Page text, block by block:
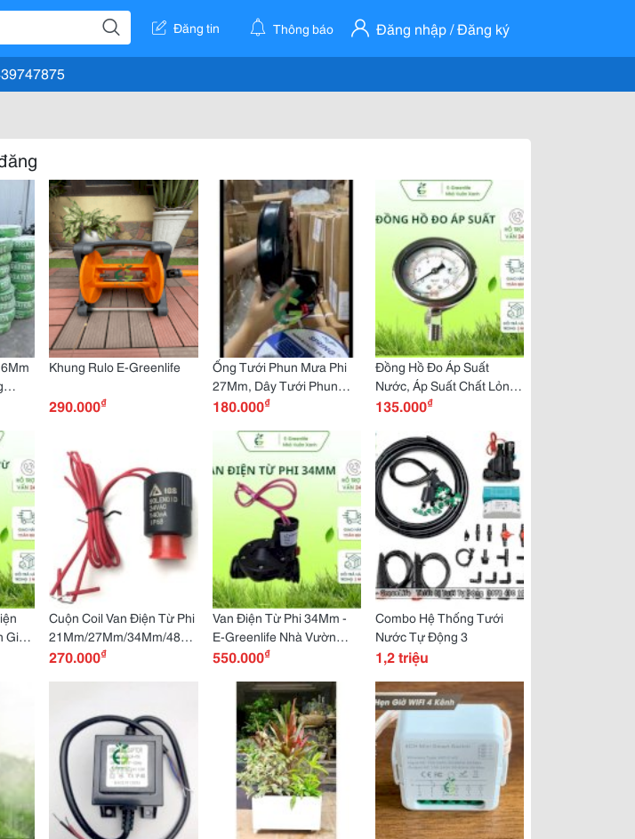
Đăng tin Thông báo Đăng nhập / Đăng ký
Khung Rulo E-Greenlife
290.000₫
Ống Tưới Phun Mưa Phi
27Mm, Dây Tưới Phun
Mưa Đục 5 Lỗ Chéo Và
Pe Phi 27Mm.
180.000₫
Đồng Hồ Đo Áp Suất
Nước, Áp Suất Chất Lỏng,
Khí - Chất Liệu Innox Bền
Xanh
135.000₫
Giờ
Cài
Cuộn Coil Van Điện Từ Phi
21Mm/27Mm/34Mm/48Mm/60Mm,
Coil Điện Từ Nguồn Điện
270.000₫
Van Điện Từ Phi 34Mm -
E-Greenlife Nhà Vườn
Xanh
550.000₫
Combo Hệ Thống Tưới
Nước Tự Động 3
1,2 triệu